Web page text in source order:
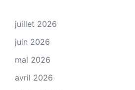
juillet 2026
juin 2026
mai 2026
avril 2026